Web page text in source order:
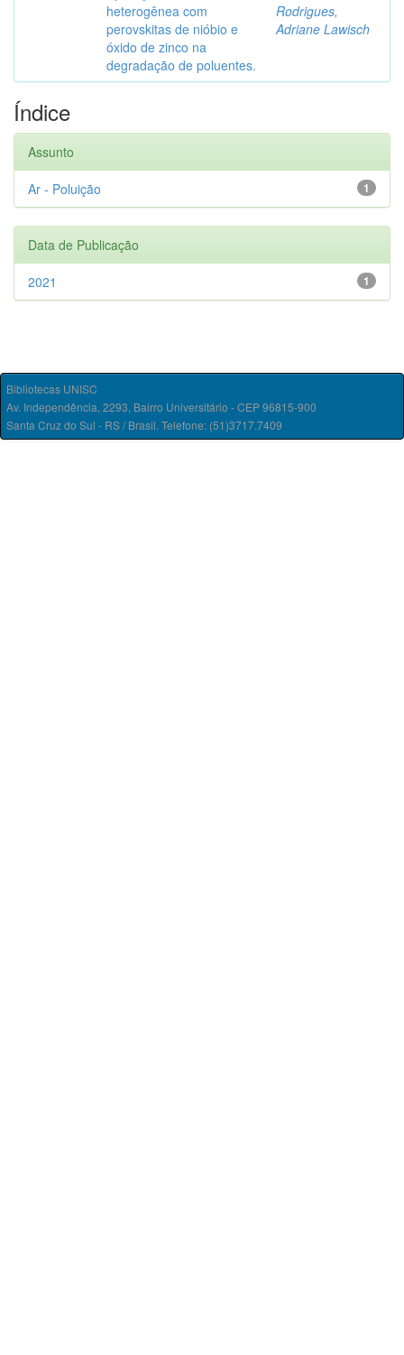
heterogênea com
perovskitas de nióbio e
óxido de zinco na
degradação de poluentes.
Rodrigues,
Adriane Lawisch
Índice
Assunto
1
Ar - Poluição
Data de Publicação
1
2021
Bibliotecas UNISC
Av. Independência, 2293, Bairro Universitário - CEP 96815-900
Santa Cruz do Sul - RS / Brasil. Telefone: (51)3717.7409